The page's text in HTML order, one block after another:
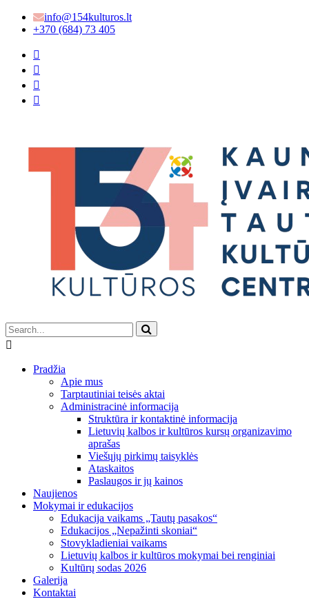
info@154kulturos.lt
+370 (684) 73 405
Pradžia
Apie mus
Tarptautiniai teisės aktai
Administracinė informacija
Struktūra ir kontaktinė informacija
Lietuvių kalbos ir kultūros kursų organizavimo
aprašas
Viešųjų pirkimų taisyklės
Ataskaitos
Paslaugos ir jų kainos
Naujienos
Mokymai ir edukacijos
Edukacija vaikams „Tautų pasakos“
Edukacijos „Nepažinti skoniai“
Stovykladieniai vaikams
Lietuvių kalbos ir kultūros mokymai bei renginiai
Kultūrų sodas 2026
Galerija
Kontaktai